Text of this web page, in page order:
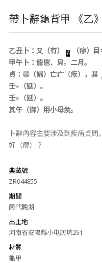
帶卜辭龜背甲 《乙
乙丑卜：又（有）
（瘳）目
甲午卜：龍鬯、貝。二月。
貞：帚（婦）亡疒（疾），其
壬
（延）。
壬
（延）。
其午（御）用小母彘。
卜辭內容主要涉及到疾病貞
好（瘳）？
典藏號
ZR044855
期間
商代晚期
出土地
河南省安陽縣小屯灰坑251
材質
龜甲